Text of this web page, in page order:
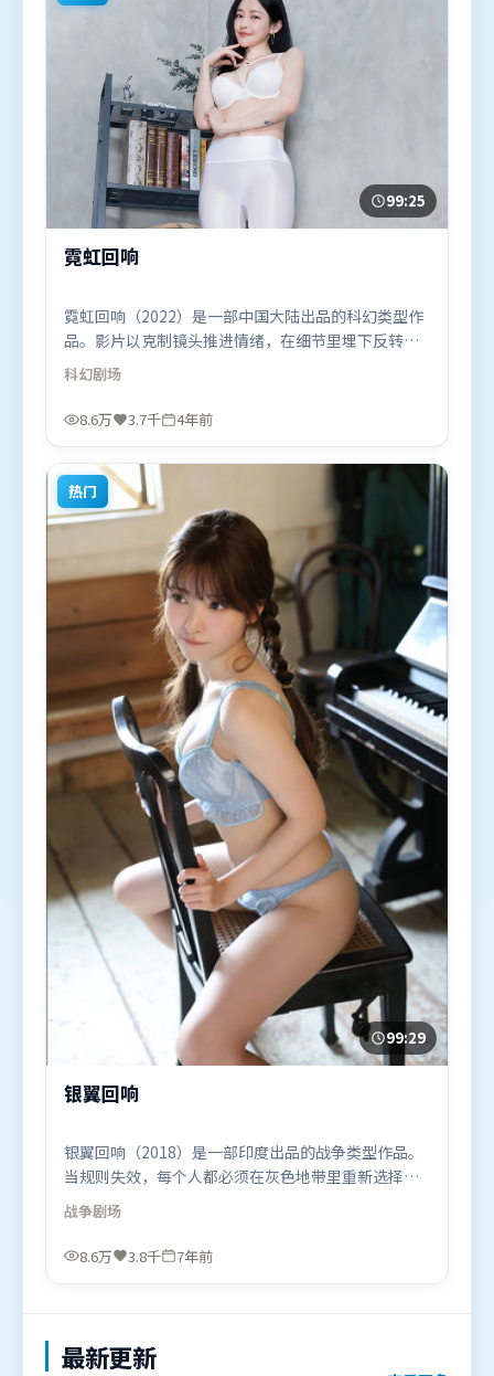
99:25
霓虹回响
霓虹回响（2022）是一部中国大陆出品的科幻类型作
品。影片以克制镜头推进情绪，在细节里埋下反转，
直至最后一刻才揭开谜底。视听风格统一而富有实验
感，配乐与画面情绪贴合。由宁浩执导，秦海璐、胡
歌、谭卓，杨紫、白宇、全智贤等联袂出演。影片于
合喜欢科幻题材的观众观看。
科幻剧场
8.6万 3.7千 4年前
热门
99:29
银翼回响
银翼回响（2018）是一部印度出品的战争类型作品。
当规则失效，每个人都必须在灰色地带里重新选择立
场与底线。群像刻画各有弧光，配角亦承担叙事推进
功能。由毕赣执导，孙艺珍、基里安·墨菲、刘亦
菲，白宇等联袂出演。影片于2018年10月7日（印
战争剧场
8.6万 3.8千 7年前
最新更新